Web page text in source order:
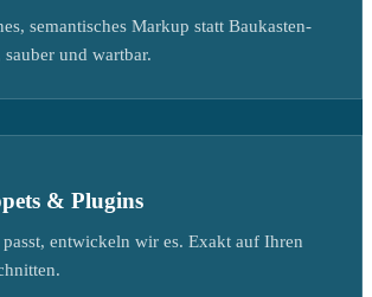
semantisches Markup statt Baukasten-
und wartbar.
& Plugins
entwickeln wir es. Exakt auf Ihren